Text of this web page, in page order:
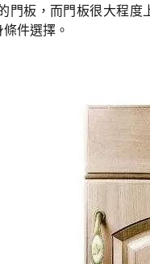
門板，而門板很大程
件選擇。